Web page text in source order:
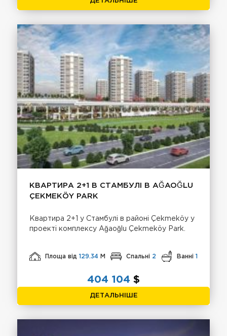
КВАРТИРА 2+1 В СТАМБУЛІ В AĞAOĞLU
ÇEKMEKÖY PARK
Квартира 2+1 у Стамбулі в районі Çekmeköy у
проекті комплексу Ağaoğlu Çekmeköy Park.
Площа від129.34 М Спальні 2 Ванні 1
404 104 $
ДЕТАЛЬНІШЕ